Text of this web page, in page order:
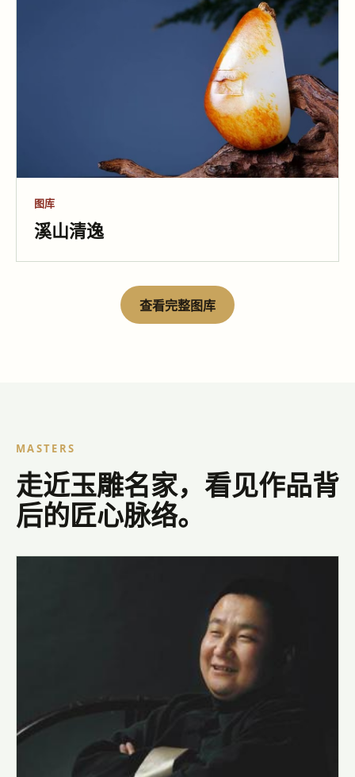
图库
溪山清逸
查看完整图库
MASTERS
走近玉雕名家，看见作品背
后的匠心脉络。